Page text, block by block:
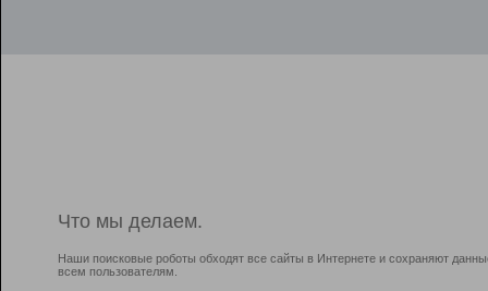
Что мы делаем.
Наши поисковые роботы обходят все сайты в Интернете и сохраняют
всем пользователям.